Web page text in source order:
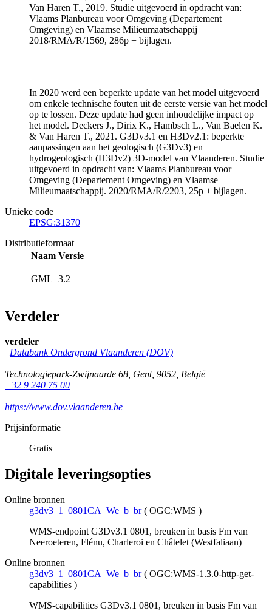
Van Haren T., 2019. Studie uitgevoerd in opdracht van:
Vlaams Planbureau voor Omgeving (Departement
Omgeving) en Vlaamse Milieumaatschappij
2018/RMA/R/1569, 286p + bijlagen.
In 2020 werd een beperkte update van het model uitgevoerd
om enkele technische fouten uit de eerste versie van het model
op te lossen. Deze update had geen inhoudelijke impact op
het model. Deckers J., Dirix K., Hambsch L., Van Baelen K.
& Van Haren T., 2021. G3Dv3.1 en H3Dv2.1: beperkte
aanpassingen aan het geologisch (G3Dv3) en
hydrogeologisch (H3Dv2) 3D-model van Vlaanderen. Studie
uitgevoerd in opdracht van: Vlaams Planbureau voor
Omgeving (Departement Omgeving) en Vlaamse
Milieumaatschappij. 2020/RMA/R/2203, 25p + bijlagen.
Unieke code
EPSG:31370
Distributieformaat
Naam Versie
GML 3.2
Verdeler
verdeler
Databank Ondergrond Vlaanderen (DOV)
Technologiepark-Zwijnaarde 68, Gent, 9052, België
+32 9 240 75 00
https://www.dov.vlaanderen.be
Prijsinformatie
Gratis
Digitale leveringsopties
Online bronnen
g3dv3_1_0801CA_We_b_br ( OGC:WMS )
WMS-endpoint G3Dv3.1 0801, breuken in basis Fm van
Neeroeteren, Flénu, Charleroi en Châtelet (Westfaliaan)
Online bronnen
g3dv3_1_0801CA_We_b_br ( OGC:WMS-1.3.0-http-get-
capabilities )
WMS-capabilities G3Dv3.1 0801, breuken in basis Fm van